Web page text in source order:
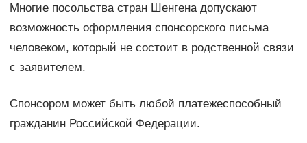
Многие посольства стран Шенгена допускают
возможность оформления спонсорского письма
человеком, который не состоит в родственной связи
с заявителем.
Спонсором может быть любой платежеспособный
гражданин Российской Федерации.